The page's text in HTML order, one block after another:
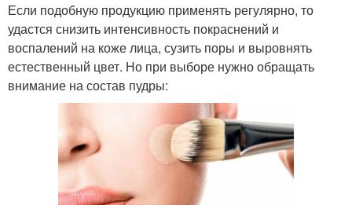
Если подобную продукцию применять регулярно, то
удастся снизить интенсивность покраснений и
воспалений на коже лица, сузить поры и выровнять
естественный цвет. Но при выборе нужно обращать
внимание на состав пудры: